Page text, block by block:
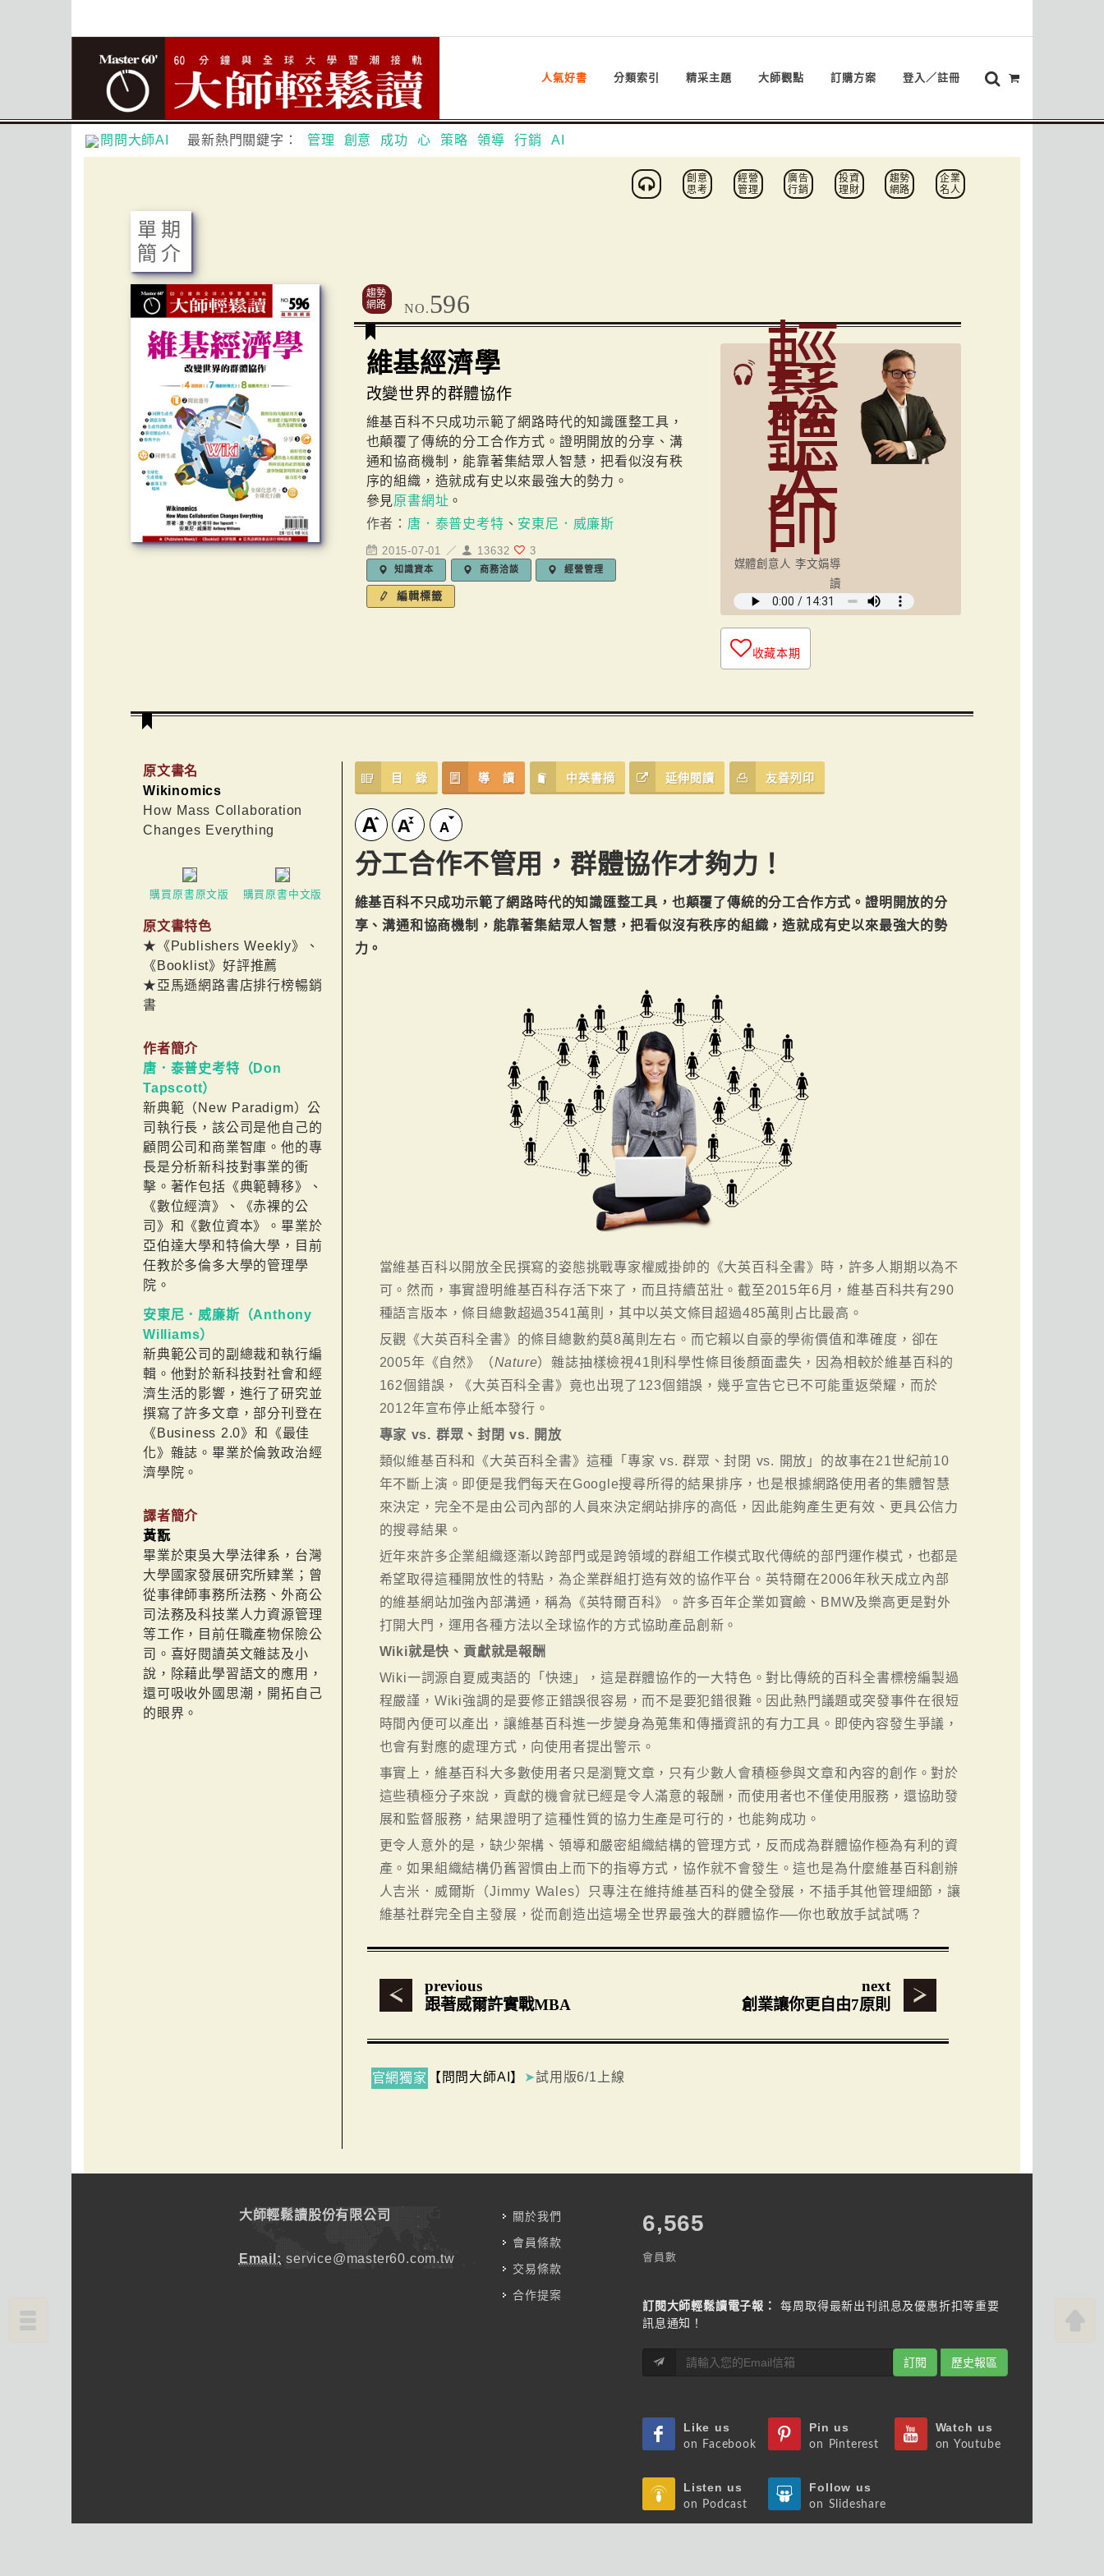
人氣好書 分類索引 精采主題 大師觀點 訂購方案 登入／註冊
問問大師AI 最新熱門關鍵字： 管理 創意 成功 心 策略 領導 行銷 AI
創意
思考
經營
管理
廣告
行銷
投資
理財
趨勢
網路
企業
名人
單期
簡介
趨勢
網路
NO. 596
維基經濟學
改變世界的群體協作
維基百科不只成功示範了網路時代的知識匯整工具，
也顛覆了傳統的分工合作方式。證明開放的分享、溝
通和協商機制，能靠著集結眾人智慧，把看似沒有秩
序的組織，造就成有史以來最強大的勢力。
參見原書網址 。
作者： 唐．泰普史考特 、 安東尼．威廉斯
2015-07-01 ／ 13632 3
知識資本 商務洽談 經營管理
編輯標籤
輕
鬆
聽
大
師
媒體創意人 李文娟導
讀
收藏本期
原文書名
Wikinomics
How Mass Collaboration
Changes Everything
購買原書原文版 購買原書中文版
原文書特色
★《Publishers Weekly》、
《Booklist》好評推薦
★亞馬遜網路書店排行榜暢銷
書
作者簡介
唐．泰普史考特（Don
Tapscott）
新典範（New Paradigm）公
司執行長，該公司是他自己的
顧問公司和商業智庫。他的專
長是分析新科技對事業的衝
擊。著作包括《典範轉移》、
《數位經濟》、《赤裸的公
司》和《數位資本》。畢業於
亞伯達大學和特倫大學，目前
任教於多倫多大學的管理學
院。
安東尼．威廉斯（Anthony
Williams）
新典範公司的副總裁和執行編
輯。他對於新科技對社會和經
濟生活的影響，進行了研究並
撰寫了許多文章，部分刊登在
《Business 2.0》和《最佳
化》雜誌。畢業於倫敦政治經
濟學院。
譯者簡介
黃翫
畢業於東吳大學法律系，台灣
大學國家發展研究所肄業；曾
從事律師事務所法務、外商公
司法務及科技業人力資源管理
等工作，目前任職產物保險公
司。喜好閱讀英文雜誌及小
說，除藉此學習語文的應用，
還可吸收外國思潮，開拓自己
的眼界。
目 錄 導 讀 中英書摘 延伸閱讀 友善列印
分工合作不管用，群體協作才夠力！
維基百科不只成功示範了網路時代的知識匯整工具，也顛覆了傳統的分工合作方式。證明開放的分
享、溝通和協商機制，能靠著集結眾人智慧，把看似沒有秩序的組織，造就成有史以來最強大的勢
力。
當維基百科以開放全民撰寫的姿態挑戰專家權威掛帥的《大英百科全書》時，許多人期期以為不
可。然而，事實證明維基百科存活下來了，而且持續茁壯。截至2015年6月，維基百科共有290
種語言版本，條目總數超過3541萬則，其中以英文條目超過485萬則占比最高。
反觀《大英百科全書》的條目總數約莫8萬則左右。而它賴以自豪的學術價值和準確度，卻在
2005年《自然》（Nature）雜誌抽樣檢視41則科學性條目後顏面盡失，因為相較於維基百科的
162個錯誤，《大英百科全書》竟也出現了123個錯誤，幾乎宣告它已不可能重返榮耀，而於
2012年宣布停止紙本發行。
專家 vs. 群眾、封閉 vs. 開放
類似維基百科和《大英百科全書》這種「專家 vs. 群眾、封閉 vs. 開放」的故事在21世紀前10
年不斷上演。即便是我們每天在Google搜尋所得的結果排序，也是根據網路使用者的集體智慧
來決定，完全不是由公司內部的人員來決定網站排序的高低，因此能夠產生更有效、更具公信力
的搜尋結果。
近年來許多企業組織逐漸以跨部門或是跨領域的群組工作模式取代傳統的部門運作模式，也都是
希望取得這種開放性的特點，為企業群組打造有效的協作平台。英特爾在2006年秋天成立內部
的維基網站加強內部溝通，稱為《英特爾百科》。許多百年企業如寶鹼、BMW及樂高更是對外
打開大門，運用各種方法以全球協作的方式協助產品創新。
Wiki就是快、貢獻就是報酬
Wiki一詞源自夏威夷語的「快速」，這是群體協作的一大特色。對比傳統的百科全書標榜編製過
程嚴謹，Wiki強調的是要修正錯誤很容易，而不是要犯錯很難。因此熱門議題或突發事件在很短
時間內便可以產出，讓維基百科進一步變身為蒐集和傳播資訊的有力工具。即使內容發生爭議，
也會有對應的處理方式，向使用者提出警示。
事實上，維基百科大多數使用者只是瀏覽文章，只有少數人會積極參與文章和內容的創作。對於
這些積極分子來說，貢獻的機會就已經是令人滿意的報酬，而使用者也不僅使用服務，還協助發
展和監督服務，結果證明了這種性質的協力生產是可行的，也能夠成功。
更令人意外的是，缺少架構、領導和嚴密組織結構的管理方式，反而成為群體協作極為有利的資
產。如果組織結構仍舊習慣由上而下的指導方式，協作就不會發生。這也是為什麼維基百科創辦
人吉米．威爾斯（Jimmy Wales）只專注在維持維基百科的健全發展，不插手其他管理細節，讓
維基社群完全自主發展，從而創造出這場全世界最強大的群體協作──你也敢放手試試嗎？
previous
跟著威爾許實戰MBA
next
創業讓你更自由7原則
官網獨家 【問問大師AI】 ➤試用版6/1上線
大師輕鬆讀股份有限公司
Email: service@master60.com.tw
關於我們
會員條款
交易條款
合作提案
7,787
會員數
訂閱大師輕鬆讀電子報：
每周取得最新出刊訊息及優惠折扣等重要
訊息通知！
訂閱 歷史報區
Like us
on Facebook
Pin us
on Pinterest
Watch us
on Youtube
Listen us
on Podcast
Follow us
on Slideshare